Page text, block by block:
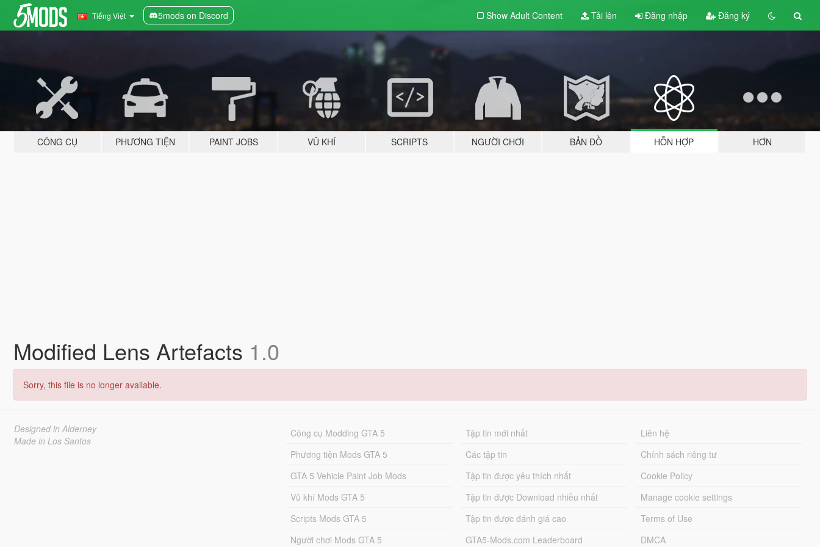
Tiếng Việt 5mods on Discord Show Adult Content Tải lên Đăng nhập Đăng ký
CÔNG CỤ PHƯƠNG TIỆN PAINT JOBS VŨ KHÍ SCRIPTS NGƯỜI CHƠI BẢN ĐỒ HỖN HỢP HƠN
Modified Lens Artefacts 1.0
Sorry, this file is no longer available.
Designed in Alderney
Made in Los Santos
Công cụ Modding GTA 5
Phương tiện Mods GTA 5
GTA 5 Vehicle Paint Job Mods
Vũ khí Mods GTA 5
Scripts Mods GTA 5
Người chơi Mods GTA 5
Tập tin mới nhất
Các tập tin
Tập tin được yêu thích nhất
Tập tin được Download nhiều nhất
Tập tin được đánh giá cao
GTA5-Mods.com Leaderboard
Liên hệ
Chính sách riêng tư
Cookie Policy
Manage cookie settings
Terms of Use
DMCA